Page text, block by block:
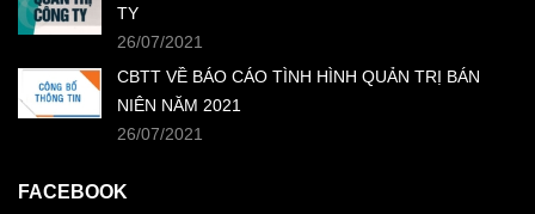
TY
26/07/2021
CBTT VỀ BÁO CÁO TÌNH HÌNH QUẢN TRỊ BÁN
NIÊN NĂM 2021
26/07/2021
FACEBOOK